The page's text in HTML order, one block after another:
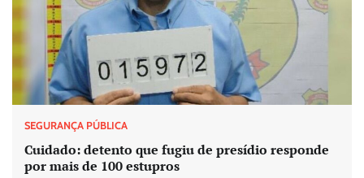
SEGURANÇA PÚBLICA
Cuidado: detento que fugiu de presídio responde
por mais de 100 estupros